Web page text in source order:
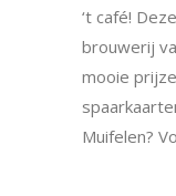
‘t café!
brouwerij
mooie
Muifelen?